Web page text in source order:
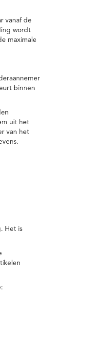
vanaf de
wordt
maximale
binnen
uit het
van het
Het is